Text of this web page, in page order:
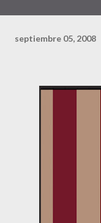
septiembre 05, 2008